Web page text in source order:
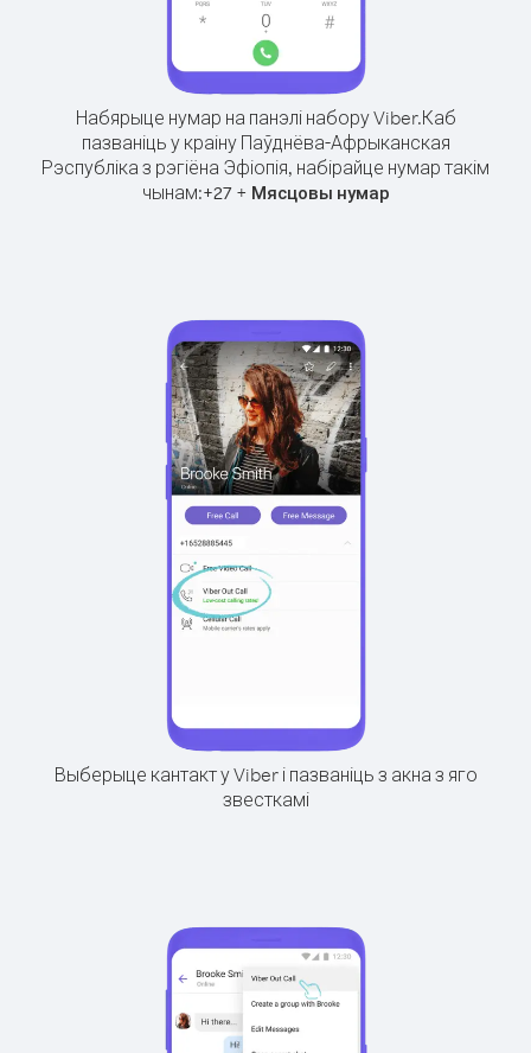
Набярыце нумар на панэлі набору Viber.Каб
пазваніць у краіну Паўднёва-Афрыканская
Рэспубліка з рэгіёна Эфіопія, набірайце нумар такім
чынам:+27+ Мясцовы нумар
Выберыце кантакт у Viber і пазваніць з акна з яго
звесткамі